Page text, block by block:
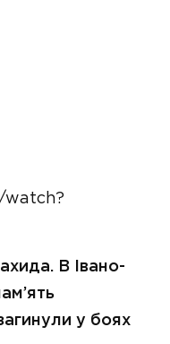
watch?
В Івано-
у боях